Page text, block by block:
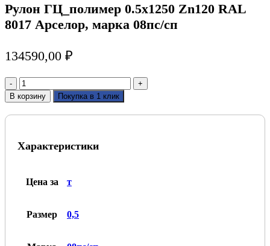
Рулон ГЦ_полимер 0.5х1250 Zn120 RAL
8017 Арселор, марка 08пс/сп
134590,00 ₽
Количество
товара
Рулон
ГЦ_полимер
RAL
марка
08пс/
В корзину Покупка в 1 клик
Характеристики
Цена за т
Размер 0,5